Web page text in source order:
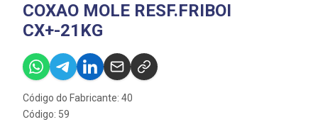
COXAO MOLE RESF.FRIBOI
CX+-21KG
Código do Fabricante: 40
Código: 59